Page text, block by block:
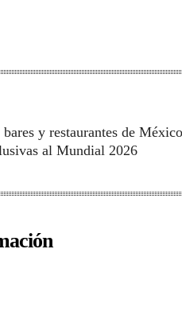
y restaurantes de México
al Mundial 2026